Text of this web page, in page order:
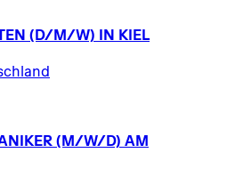
(D/​M/​W) IN KIEL
(M/W/D) AM